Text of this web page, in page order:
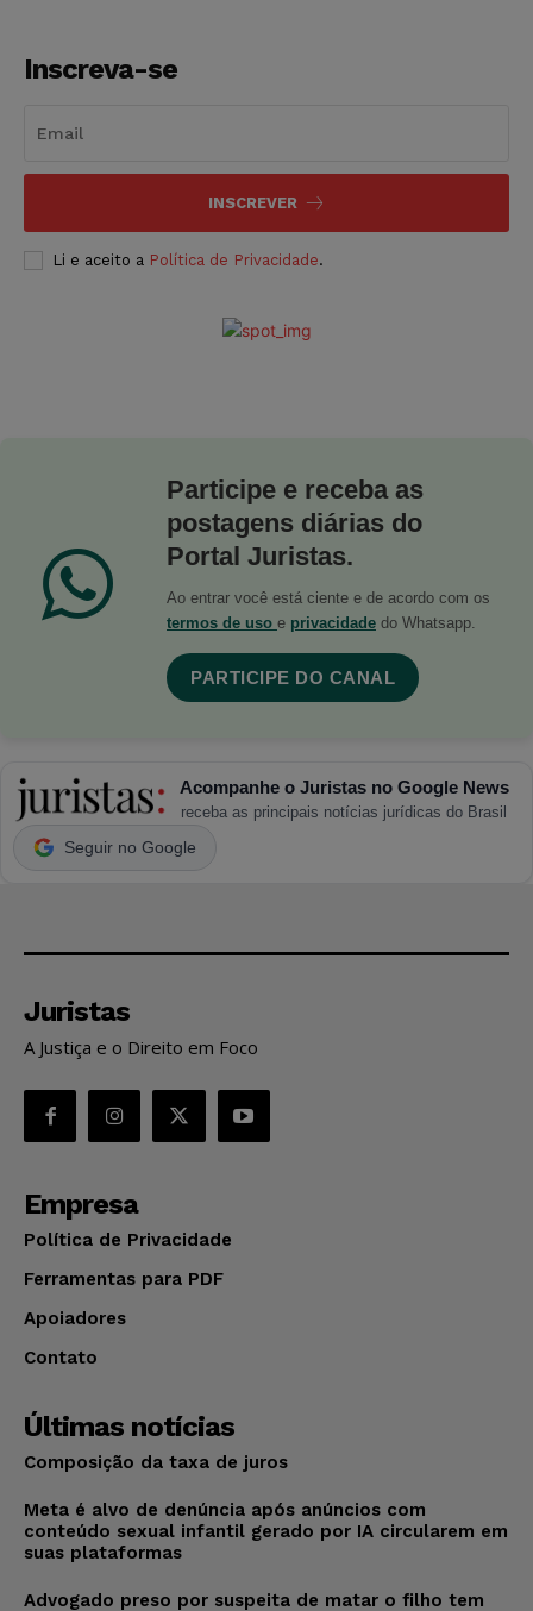
Inscreva-se
INSCREVER
Li e aceito a Política de Privacidade.
Participe e receba as
postagens diárias do
Portal Juristas.
Ao entrar você está ciente e de acordo com os
termos de uso e privacidade do Whatsapp.
PARTICIPE DO CANAL
Acompanhe o Juristas no Google News
receba as principais notícias jurídicas do Brasil
Seguir no Google
Juristas
A Justiça e o Direito em Foco
Empresa
Política de Privacidade
Ferramentas para PDF
Apoiadores
Contato
Últimas notícias
Composição da taxa de juros
Meta é alvo de denúncia após anúncios com
conteúdo sexual infantil gerado por IA circularem em
suas plataformas
Advogado preso por suspeita de matar o filho tem